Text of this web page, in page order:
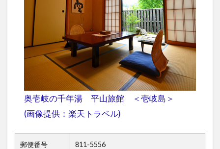
奥壱岐の千年湯 平山旅館 ＜壱岐島＞
(画像提供：楽天トラベル)
郵便番号 811-5556